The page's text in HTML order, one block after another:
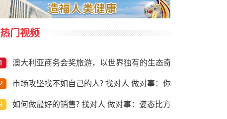
热门视频
澳大利亚商务会奖旅游，以世界独有的生态奇观与前沿商务
市场攻坚找不如自己的人? 找对人 做对事：你需要“向上”推荐
如何做最好的销售? 找对人 做对事：姿态比方法更重要!